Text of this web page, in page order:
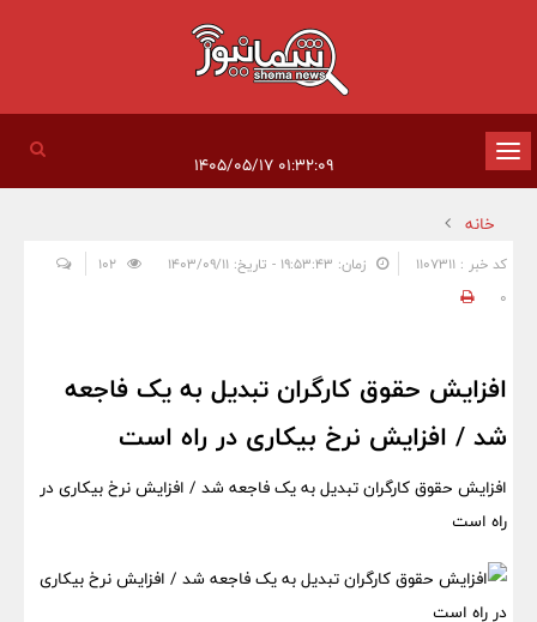
تغییر
وضعیت
ناوبری
۰۱:۳۲:۰۹ ۱۴۰۵/۰۵/۱۷
خانه
کد خبر : 1107311 زمان: ۱۹:۵۳:۴۳ - تاریخ: ۱۴۰۳/۰۹/۱۱
0
افزایش حقوق کارگران تبدیل به یک فاجعه
شد / افزایش نرخ بیکاری در راه است
افزایش حقوق کارگران تبدیل به یک فاجعه شد / افزایش نرخ بیکاری در
راه است